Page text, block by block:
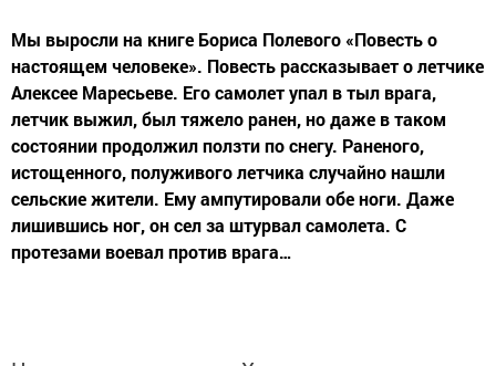
настоящем человеке». Повесть рассказывает о летчике
Алексее Маресьеве. Его самолет упал в тыл врага,
летчик выжил, был тяжело ранен, но даже в таком
состоянии продолжил ползти по снегу. Раненого,
истощенного, полуживого летчика случайно нашли
сельские жители. Ему ампутировали обе ноги. Даже
лишившись ног, он сел за штурвал самолета. С
протезами воевал против врага…